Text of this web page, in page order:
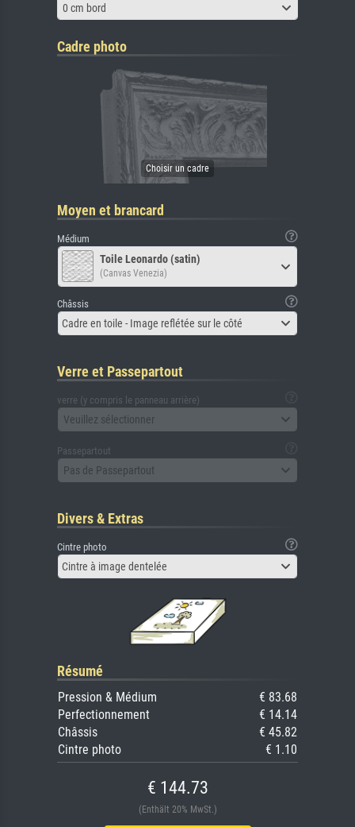
0 cm bord
Cadre photo
Moyen et brancard
Médium
Toile Leonardo (satin)
(Canvas Venezia)
Châssis
Cadre en toile - Image reflétée sur le côté
Verre et Passepartout
verre (y compris le panneau arrière)
Veuillez sélectionner
Passepartout
Pas de Passepartout
Divers & Extras
Cintre photo
Cintre à image dentelée
Résumé
Pression & Médium
€ 83.68
Perfectionnement
€ 14.14
Châssis
€ 45.82
Cintre photo
€ 1.10
€ 144.73
(Enthält 20% MwSt.)